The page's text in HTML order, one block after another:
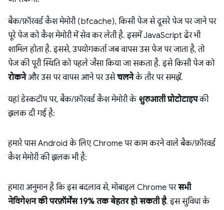
बैक/फ़ॉरवर्ड कैश मेमोरी (bfcache), किसी पेज से दूसरे पेज पर जाने पर
पूरे पेज को कैश मेमोरी में सेव कर लेती है. इसमें JavaScript ढेर भी
शामिल होता है. इससे, उपयोगकर्ता जब वापस उस पेज पर जाता है, तो
पेज की पूरी स्थिति को पहले जैसा किया जा सकता है. इसे किसी पेज को
रोकनेऔर उस पर वापस आने पर उसेचलनेके तौर पर समझें.
यहां डेस्कटॉप पर, बैक/फ़ॉरवर्ड कैश मेमोरी के शुरुआती प्रोटोटाइपकी
झलक दी गई है:
हमारे पास Android के लिए Chrome पर काम करने वाले बैक/फ़ॉरवर्ड
कैश मेमोरी की झलक भी है:
हमारा अनुमान है कि इस बदलाव से, मोबाइल Chrome परसभी
नेविगेशन की परफ़ॉर्मेंस 19% तक बेहतर हो सकती है. इस सुविधा के